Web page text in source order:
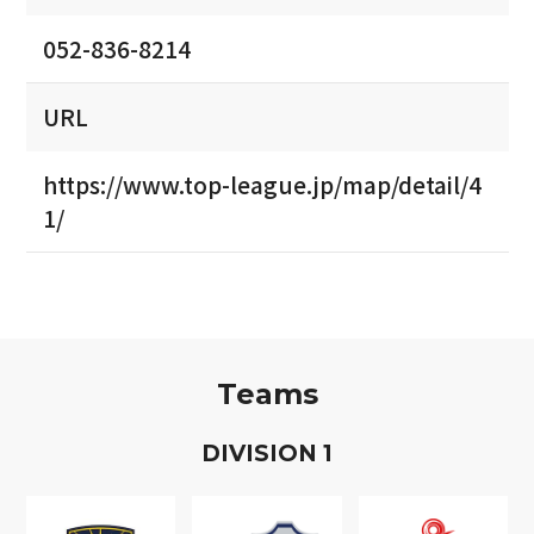
052-836-8214
URL
https://www.top-league.jp/map/detail/4
1/
Teams
DIVISION 1